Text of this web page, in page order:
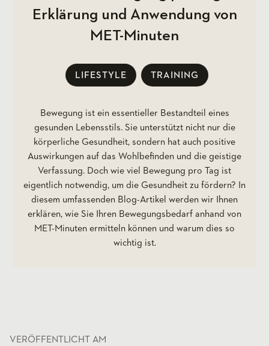
Erklärung und Anwendung von
MET-Minuten
LIFESTYLE TRAINING
Bewegung ist ein essentieller Bestandteil eines
gesunden Lebensstils. Sie unterstützt nicht nur die
körperliche Gesundheit, sondern hat auch positive
Auswirkungen auf das Wohlbefinden und die geistige
Verfassung. Doch wie viel Bewegung pro Tag ist
eigentlich notwendig, um die Gesundheit zu fördern? In
diesem umfassenden Blog-Artikel werden wir Ihnen
erklären, wie Sie Ihren Bewegungsbedarf anhand von
MET-Minuten ermitteln können und warum dies so
wichtig ist.
VERÖFFENTLICHT AM